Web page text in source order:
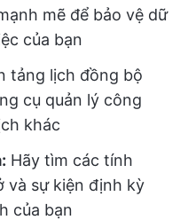
mẽ để bảo vệ dữ
của bạn
tảng lịch đồng bộ
cụ quản lý công
khác
Hãy tìm các tính
và sự kiện định kỳ
của bạn